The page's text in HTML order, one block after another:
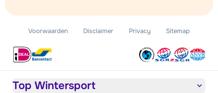
Voorwaarden Disclaimer Privacy Sitemap
Top Wintersport